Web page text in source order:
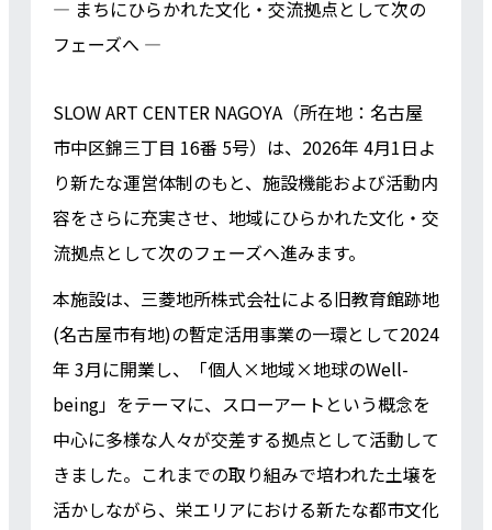
― まちにひらかれた文化・交流拠点として次の
フェーズへ ―
SLOW ART CENTER NAGOYA（所在地：名古屋
市中区錦三丁目 16番 5号）は、2026年 4月1日よ
り新たな運営体制のもと、施設機能および活動内
容をさらに充実させ、地域にひらかれた文化・交
流拠点として次のフェーズへ進みます。
本施設は、三菱地所株式会社による旧教育館跡地
(名古屋市有地)の暫定活用事業の一環として2024
年 3月に開業し、「個人×地域×地球のWell-
being」をテーマに、スローアートという概念を
中心に多様な人々が交差する拠点として活動して
きました。これまでの取り組みで培われた土壌を
活かしながら、栄エリアにおける新たな都市文化